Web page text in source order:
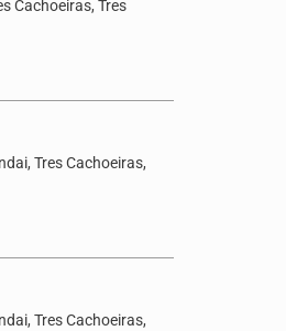
Cachoeiras, Tres
Tres Cachoeiras,
Tres Cachoeiras,